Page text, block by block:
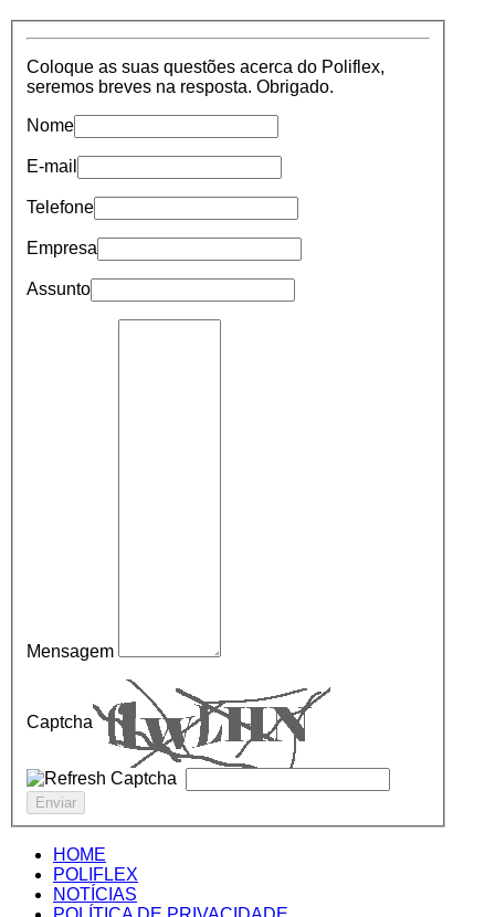
Coloque as suas questões acerca do Poliflex,
seremos breves na resposta. Obrigado.
Nome
E-mail
Telefone
Empresa
Assunto
Mensagem
Captcha
HOME
POLIFLEX
NOTÍCIAS